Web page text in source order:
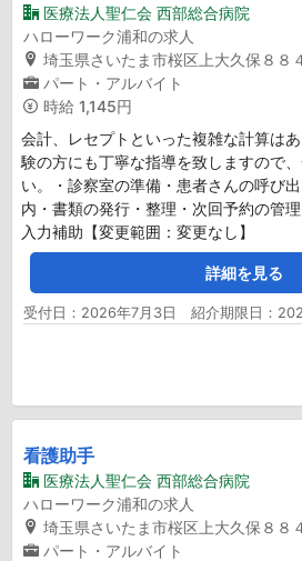
医療法人聖仁会 西部総合病院
ハローワーク浦和の求人
埼玉県さいたま市桜区上大久保８８
パート・アルバイト
時給 1,145円
会計、レセプトといった複雑な計算は
験の方にも丁寧な指導を致しますので
い。・診察室の準備・患者さんの呼び
内・書類の発行・整理・次回予約の管
入力補助【変更範囲：変更なし】
詳細を見る
受付日：2026年7月3日 紹介期限日：
看護助手
医療法人聖仁会 西部総合病院
ハローワーク浦和の求人
埼玉県さいたま市桜区上大久保８８
パート・アルバイト